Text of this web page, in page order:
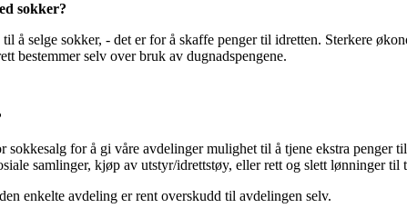
sokker?
til å selge sokker, - det er for å skaffe penger til idretten. Sterkere
bestemmer selv over bruk av dugnadspengene.
sokkesalg for å gi våre avdelinger mulighet til å tjene ekstra penger
samlinger, kjøp av utstyr/idrettstøy, eller rett og slett lønninger til
enkelte avdeling er rent overskudd til avdelingen selv.